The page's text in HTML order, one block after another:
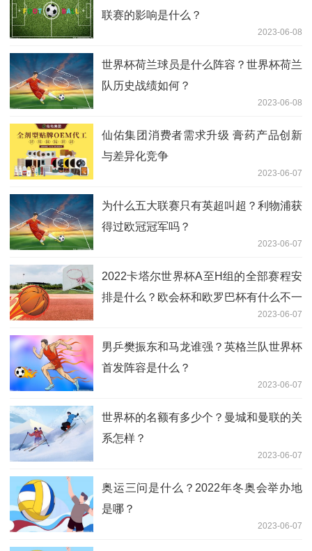
联赛的影响是什么？
2023-06-08
世界杯荷兰球员是什么阵容？世界杯荷兰
队历史战绩如何？
2023-06-08
仙佑集团消费者需求升级 膏药产品创新
与差异化竞争
2023-06-07
为什么五大联赛只有英超叫超？利物浦获
得过欧冠冠军吗？
2023-06-07
2022卡塔尔世界杯A至H组的全部赛程安
排是什么？欧会杯和欧罗巴杯有什么不一
2023-06-07
男乒樊振东和马龙谁强？英格兰队世界杯
首发阵容是什么？
2023-06-07
世界杯的名额有多少个？曼城和曼联的关
系怎样？
2023-06-07
奥运三问是什么？2022年冬奥会举办地
是哪？
2023-06-07